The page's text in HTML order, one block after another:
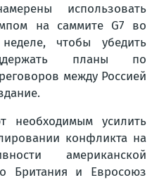
использовать
на саммите G7 во
чтобы убедить
планы по
между Россией
необходимым усилить
конфликта на
американской
Британия и Евросоюз